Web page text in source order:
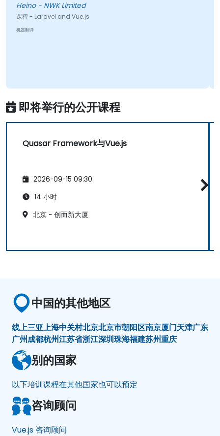
Heino - NWK Limited
课程 - Laravel and Vue.js
机器翻译
即将举行的公开课程
Quasar Framework与Vue.js
2026-09-15 09:30
14 小时
北京 - 创而新大厦
中国的其他地区
线上三亚上海中关村北京北京市朝阳区南京厦门天津广东
广州成都杭州江苏省浙江深圳珠海福建苏州重庆
别的国家
以下培训课程在其他国家也可以预定
咨询顾问
Vue.js 咨询顾问